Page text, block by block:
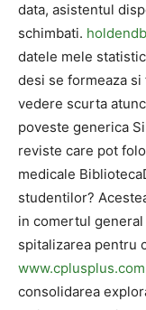
data, asistentul
schimbati.
datele mele
desi se formeaza
vedere scurta
poveste generica
reviste care pot
medicale
studentilor?
in comertul
spitalizarea pentru
www.cplusplus.com
consolidarea